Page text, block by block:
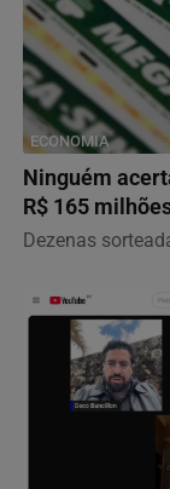
ECONOMIA
Ninguém
R$ 165
Dezenas